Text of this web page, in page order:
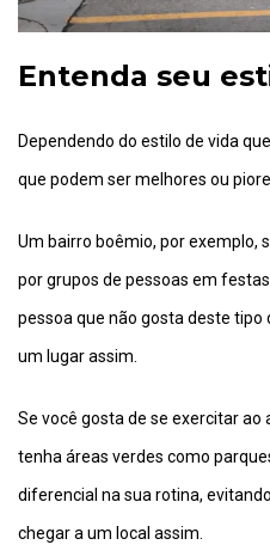
Entenda seu
Dependendo do estilo de vida
que podem ser melhores ou
Um bairro boêmio, por exemplo,
por grupos de pessoas em
pessoa que não gosta deste
um lugar assim.
Se você gosta de se exercitar ao
tenha áreas verdes como
diferencial na sua rotina,
chegar a um local assim.